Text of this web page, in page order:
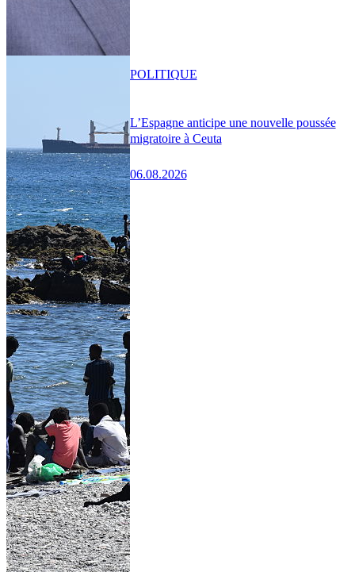
L’Espagne anticipe une nouvelle poussée
migratoire à Ceuta
06.08.2026
POLITIQUE